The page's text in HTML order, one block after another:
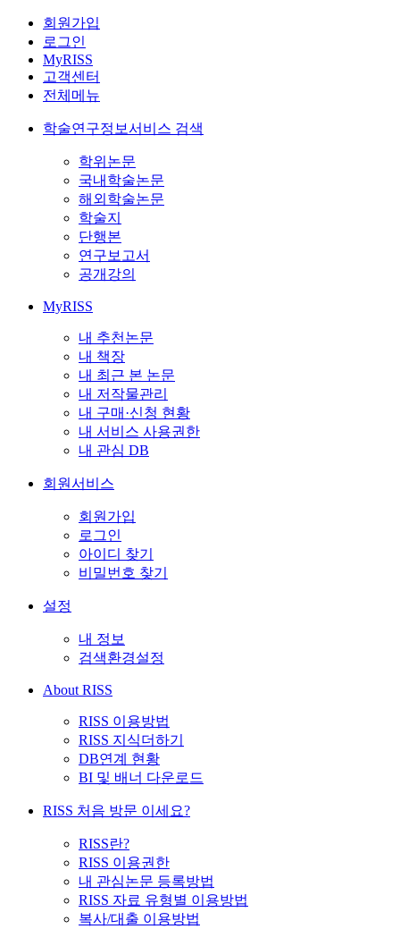
회원가입
로그인
MyRISS
고객센터
전체메뉴
학술연구정보서비스 검색
학위논문
국내학술논문
해외학술논문
학술지
단행본
연구보고서
공개강의
MyRISS
내 추천논문
내 책장
내 최근 본 논문
내 저작물관리
내 구매·신청 현황
내 서비스 사용권한
내 관심 DB
회원서비스
회원가입
로그인
아이디 찾기
비밀번호 찾기
설정
내 정보
검색환경설정
About RISS
RISS 이용방법
RISS 지식더하기
DB연계 현황
BI 및 배너 다운로드
RISS 처음 방문 이세요?
RISS란?
RISS 이용권한
내 관심논문 등록방법
RISS 자료 유형별 이용방법
복사/대출 이용방법